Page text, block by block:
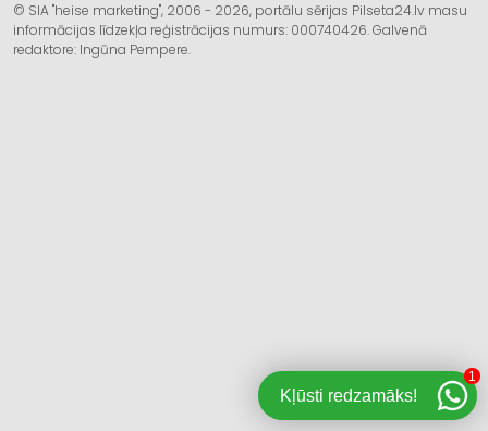
© SIA "heise marketing", 2006 - 2026, portālu sērijas Pilseta24.lv masu
informācijas līdzekļa reģistrācijas numurs: 000740426. Galvenā
redaktore: Ingūna Pempere.
Kļūsti redzamāks!
1